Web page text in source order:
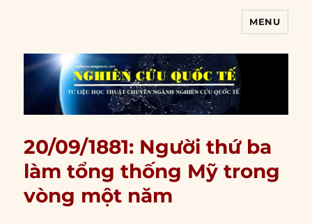
MENU
20/09/1881: Người thứ ba
làm tổng thống Mỹ trong
vòng một năm